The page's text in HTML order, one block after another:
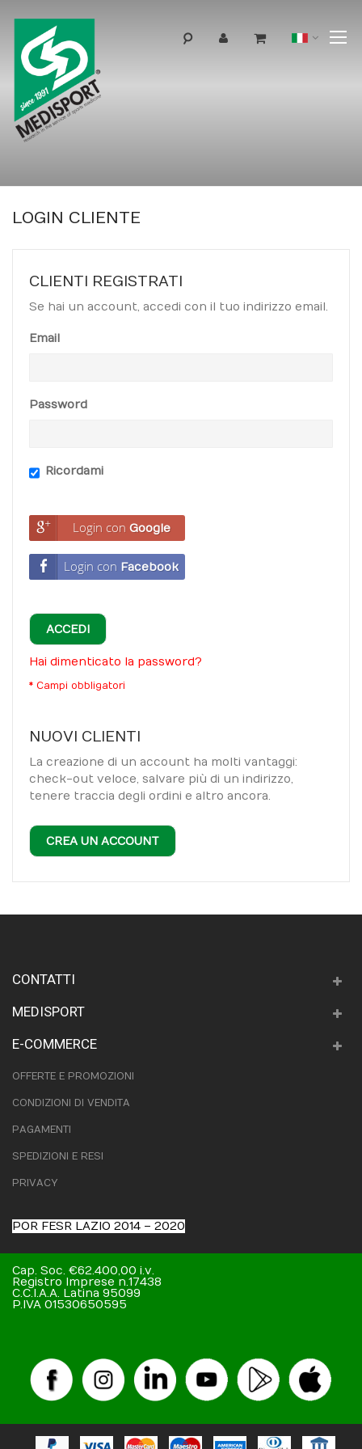
Lingua
LOGIN CLIENTE
CLIENTI REGISTRATI
Se hai un account, accedi con il tuo indirizzo email.
Email
Password
Ricordami
Login con Google
Login con Facebook
ACCEDI
Hai dimenticato la password?
NUOVI CLIENTI
La creazione di un account ha molti vantaggi:
check-out veloce, salvare più di un indirizzo,
tenere traccia degli ordini e altro ancora.
CREA UN ACCOUNT
CONTATTI
MEDISPORT
E-COMMERCE
OFFERTE E PROMOZIONI
CONDIZIONI DI VENDITA
PAGAMENTI
SPEDIZIONI E RESI
PRIVACY
POR FESR LAZIO 2014 – 2020
Cap. Soc. €62.400,00 i.v.
Registro Imprese n.17438
C.C.I.A.A. Latina 95099
P.IVA 01530650595